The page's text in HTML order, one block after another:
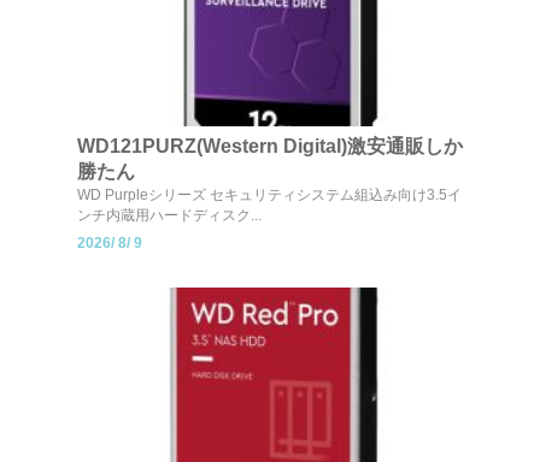
WD121PURZ(Western Digital)激安通販しか
勝たん
WD Purpleシリーズ セキュリティシステム組込み向け3.5イ
ンチ内蔵用ハードディスク...
2026/ 8/ 9